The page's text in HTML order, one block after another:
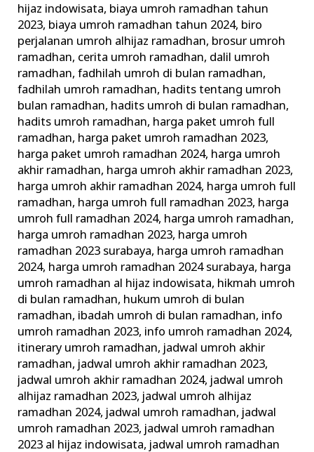
hijaz indowisata, biaya umroh ramadhan tahun
2023, biaya umroh ramadhan tahun 2024, biro
perjalanan umroh alhijaz ramadhan, brosur umroh
ramadhan, cerita umroh ramadhan, dalil umroh
ramadhan,fadhilah umroh di bulan ramadhan,
fadhilah umroh ramadhan, hadits tentang umroh
bulan ramadhan, hadits umroh di bulan ramadhan,
hadits umroh ramadhan, harga paket umroh full
ramadhan, harga paket umroh ramadhan 2023,
harga paket umroh ramadhan 2024, harga umroh
akhir ramadhan, harga umroh akhir ramadhan 2023,
harga umroh akhir ramadhan 2024, harga umroh full
ramadhan, harga umroh full ramadhan 2023, harga
umroh full ramadhan 2024, harga umroh ramadhan,
harga umroh ramadhan 2023, harga umroh
ramadhan 2023 surabaya, harga umroh ramadhan
2024, harga umroh ramadhan 2024 surabaya, harga
umroh ramadhan al hijaz indowisata, hikmah umroh
di bulan ramadhan, hukum umroh di bulan
ramadhan, ibadah umroh di bulan ramadhan, info
umroh ramadhan 2023, info umroh ramadhan 2024,
itinerary umroh ramadhan, jadwal umroh akhir
ramadhan, jadwal umroh akhir ramadhan 2023,
jadwal umroh akhir ramadhan 2024, jadwal umroh
alhijaz ramadhan 2023, jadwal umroh alhijaz
ramadhan 2024, jadwal umroh ramadhan, jadwal
umroh ramadhan 2023, jadwal umroh ramadhan
2023 al hijaz indowisata, jadwal umroh ramadhan